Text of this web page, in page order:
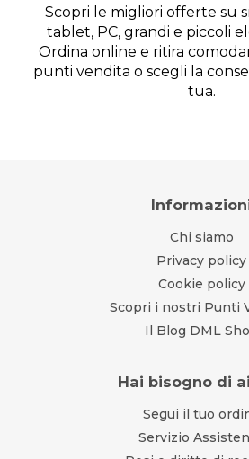
Scopri le migliori offerte su
tablet, PC, grandi e piccoli
Ordina online e ritira
punti vendita o scegli la
tua.
Chi siamo
Privacy policy
Cookie policy
Scopri i nostri Punti
Il Blog DML
Hai bisogno di
Segui il tuo
Servizio